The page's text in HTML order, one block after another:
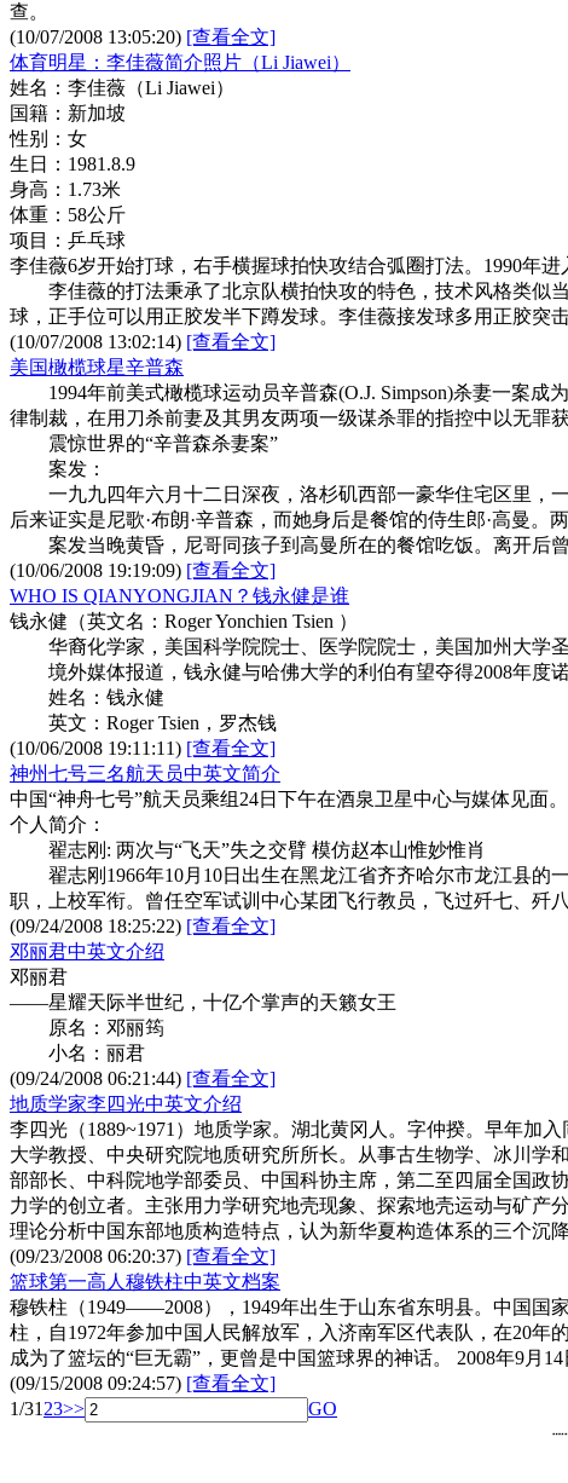
查。
(10/07/2008 13:05:20) [查看全文]
体育明星：李佳薇简介照片（Li Jiawei）
姓名：李佳薇（Li Jiawei）
国籍：新加坡
性别：女
生日：1981.8.9
身高：1.73米
体重：58公斤
项目：乒乓球
李佳薇6岁开始打球，右手横握球拍快攻结合弧圈打法。1990年
李佳薇的打法秉承了北京队横拍快攻的特色，技术风格类似当
球，正手位可以用正胶发半下蹲发球。李佳薇接发球多用正胶突
(10/07/2008 13:02:14) [查看全文]
美国橄榄球星辛普森
1994年前美式橄榄球运动员辛普森(O.J. Simpson)杀妻一案成
律制裁，在用刀杀前妻及其男友两项一级谋杀罪的指控中以无罪
震惊世界的“辛普森杀妻案”
案发：
一九九四年六月十二日深夜，洛杉矶西部一豪华住宅区里，
后来证实是尼歌·布朗·辛普森，而她身后是餐馆的侍生郎·高曼
案发当晚黄昏，尼哥同孩子到高曼所在的餐馆吃饭。离开后
(10/06/2008 19:19:09) [查看全文]
WHO IS QIANYONGJIAN？钱永健是谁
钱永健（英文名：Roger Yonchien Tsien ）
华裔化学家，美国科学院院士、医学院院士，美国加州大学圣
境外媒体报道，钱永健与哈佛大学的利伯有望夺得2008年度
姓名：钱永健
英文：Roger Tsien，罗杰钱
(10/06/2008 19:11:11) [查看全文]
神州七号三名航天员中英文简介
中国“神舟七号”航天员乘组24日下午在酒泉卫星中心与媒体见面
个人简介：
翟志刚: 两次与“飞天”失之交臂 模仿赵本山惟妙惟肖
翟志刚1966年10月10日出生在黑龙江省齐齐哈尔市龙江县的
职，上校军衔。曾任空军试训中心某团飞行教员，飞过歼七、歼
(09/24/2008 18:25:22) [查看全文]
邓丽君中英文介绍
邓丽君
——星耀天际半世纪，十亿个掌声的天籁女王
原名：邓丽筠
小名：丽君
(09/24/2008 06:21:44) [查看全文]
地质学家李四光中英文介绍
李四光（1889~1971）地质学家。湖北黄冈人。字仲揆。早年加
大学教授、中央研究院地质研究所所长。从事古生物学、冰川
部部长、中科院地学部委员、中国科协主席，第二至四届全国政
力学的创立者。主张用力学研究地壳现象、探索地壳运动与矿产
理论分析中国东部地质构造特点，认为新华夏构造体系的三个沉
(09/23/2008 06:20:37) [查看全文]
篮球第一高人穆铁柱中英文档案
穆铁柱（1949——2008），1949年出生于山东省东明县。中国国
柱，自1972年参加中国人民解放军，入济南军区代表队，在20
成为了篮坛的“巨无霸”，更曾是中国篮球界的神话。 2008年9月
(09/15/2008 09:24:57) [查看全文]
1/31 23>> GO